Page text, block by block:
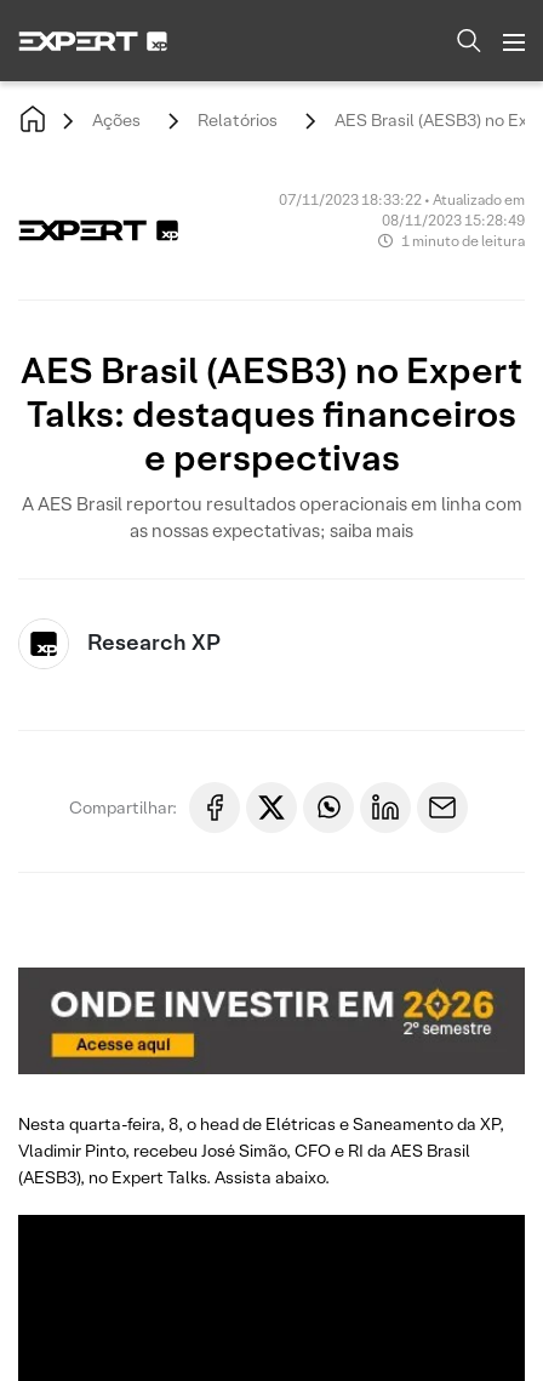
Ações Relatórios AES Brasil (AESB3) no
07/11/2023 18:33:22 • Atualizado em
08/11/2023 15:28:49
1 minuto de leitura
AES Brasil (AESB3) no Expert
Talks: destaques financeiros
e perspectivas
A AES Brasil reportou resultados operacionais em linha com
as nossas expectativas; saiba mais
Research XP
Compartilhar:
Nesta quarta-feira, 8, o head de Elétricas e Saneamento da XP,
Vladimir Pinto, recebeu José Simão, CFO e RI da AES Brasil
(AESB3), no Expert Talks. Assista abaixo.